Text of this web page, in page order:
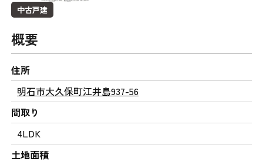
中古戸建
概要
住所
明石市大久保町江井島937-56
間取り
4LDK
土地面積